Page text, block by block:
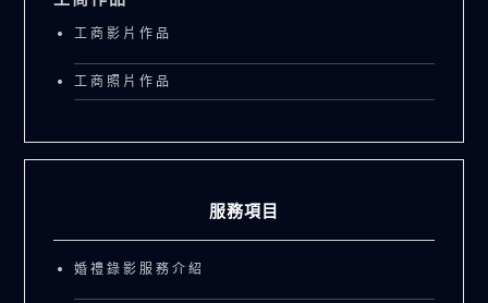
工商影片作品
工商照片作品
服務項目
婚禮錄影服務介紹